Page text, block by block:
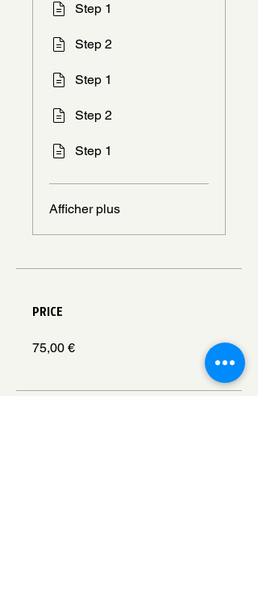
Step 1
Step 2
Step 1
Step 2
Step 1
Afficher plus
PRICE
75,00 €